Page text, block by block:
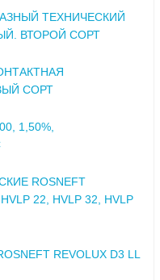
ТЕХНИЧЕСКИЙ
ВТОРОЙ СОРТ
СОРТ
1,50%,
ROSNEFT
22, HVLP 32, HVLP
REVOLUX D3 LL